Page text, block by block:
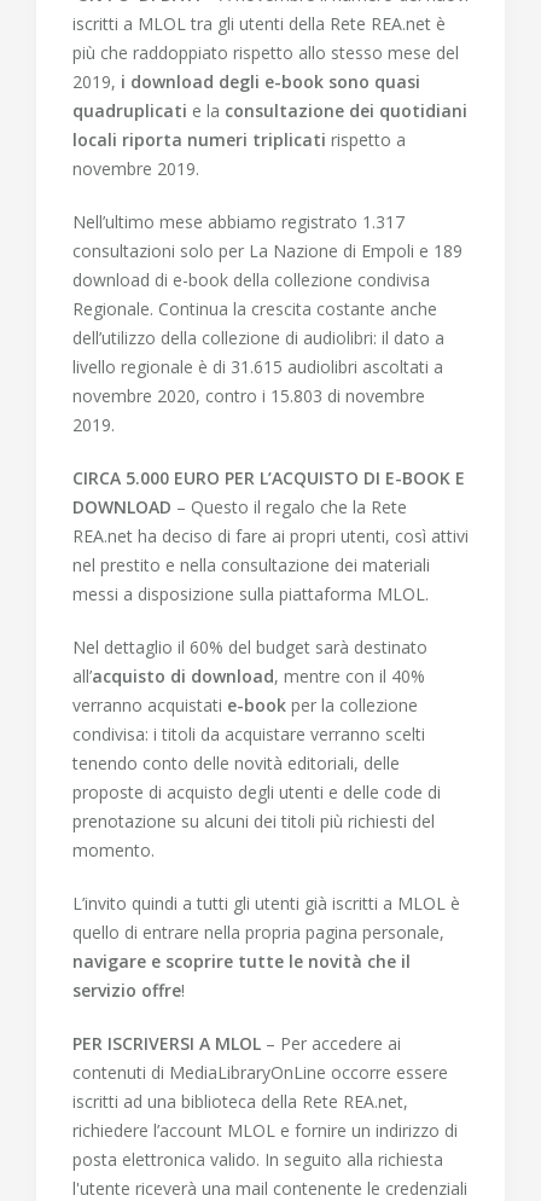
iscritti a MLOL tra gli utenti della Rete REA.net è
più che raddoppiato rispetto allo stesso mese del
2019, i download degli e-book sono quasi
quadruplicati e la consultazione dei quotidiani
locali riporta numeri triplicati rispetto a
novembre 2019.
Nell’ultimo mese abbiamo registrato 1.317
consultazioni solo per La Nazione di Empoli e 189
download di e-book della collezione condivisa
Regionale. Continua la crescita costante anche
dell’utilizzo della collezione di audiolibri: il dato a
livello regionale è di 31.615 audiolibri ascoltati a
novembre 2020, contro i 15.803 di novembre
2019.
CIRCA 5.000 EURO PER L’ACQUISTO DI E-BOOK E
DOWNLOAD – Questo il regalo che la Rete
REA.net ha deciso di fare ai propri utenti, così attivi
nel prestito e nella consultazione dei materiali
messi a disposizione sulla piattaforma MLOL.
Nel dettaglio il 60% del budget sarà destinato
all’acquisto di download, mentre con il 40%
verranno acquistati e-book per la collezione
condivisa: i titoli da acquistare verranno scelti
tenendo conto delle novità editoriali, delle
proposte di acquisto degli utenti e delle code di
prenotazione su alcuni dei titoli più richiesti del
momento.
L’invito quindi a tutti gli utenti già iscritti a MLOL è
quello di entrare nella propria pagina personale,
navigare e scoprire tutte le novità che il
servizio offre!
PER ISCRIVERSI A MLOL – Per accedere ai
contenuti di MediaLibraryOnLine occorre essere
iscritti ad una biblioteca della Rete REA.net,
richiedere l’account MLOL e fornire un indirizzo di
posta elettronica valido. In seguito alla richiesta
l'utente riceverà una mail contenente le credenziali